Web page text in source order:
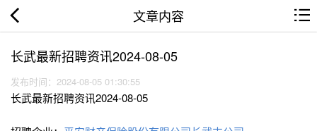
文章内容
长武最新招聘资讯2024-08-05
发布时间：2024-08-05 01:30:55
长武最新招聘资讯2024-08-05